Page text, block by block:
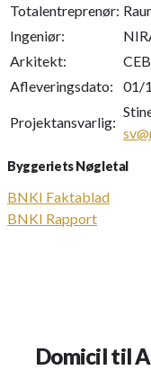
Totalentreprenør:
Ingeniør:
Arkitekt:
Afleveringsdato:
01/
Projektansvarlig:
Byggeriets Nøgletal
BNKI Faktablad
BNKI Rapport
Domicil til